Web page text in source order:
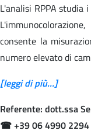
L'analisi RPPA
consente la
numero elevato di
[leggi di più...]
Referente: dott.ssa
☎ +39 06 4990 2294